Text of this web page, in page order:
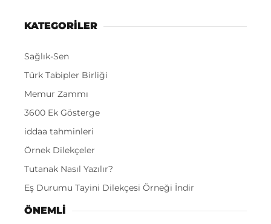
KATEGORİLER
Sağlık-Sen
Türk Tabipler Birliği
Memur Zammı
3600 Ek Gösterge
iddaa tahminleri
Örnek Dilekçeler
Tutanak Nasıl Yazılır?
Eş Durumu Tayini Dilekçesi Örneği İndir
ÖNEMLI